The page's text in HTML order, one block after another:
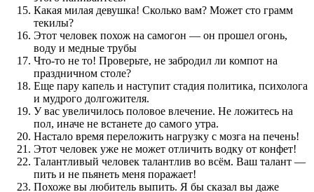
Какая милая девушка! Сколько вам? Может сто грамм
текилы?
Этот человек похож на самогон — он прошел огонь,
воду и медные трубы
Что-то не то! Проверьте, не забродил ли компот на
праздничном столе?
Еще пару капель и наступит стадия политика, психолога
и мудрого долгожителя.
У вас увеличилось половое влечение. Не ложитесь на
пол, иначе не встанете до самого утра.
Настало время переложить нагрузку с мозга на печень!
Этот человек уже не может отличить водку от конфет!
Талантливый человек талантлив во всём. Ваш талант —
пить и не пьянеть меня поражает!
Похоже вы любитель выпить. Я бы сказал вы даже